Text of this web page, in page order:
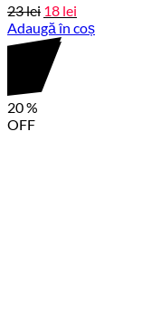
23lei Prețul
inițial
a
fost:
23 lei.
18 lei
curent
Adaugă în coș
20%
OFF